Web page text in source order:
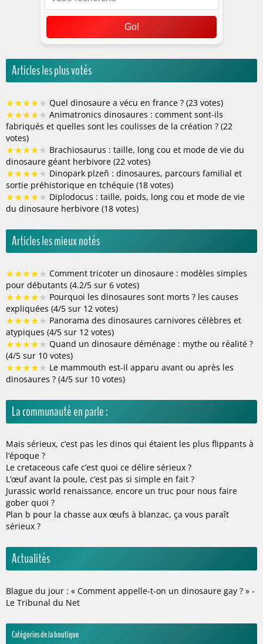
Go!
Articles les plus votés
★★★★★ Quel dinosaure a vécu en france ? (23 votes)
★★★★★ Animatronics dinosaures : comment sont-ils
fabriqués et quelles sont les coulisses de la création ? (22
votes)
★★★★★ Brachiosaurus : taille, long cou et mode de vie du
dinosaure géant herbivore (22 votes)
★★★★★ Dinopark plzeň : dinosaures, parcours familial et
sortie préhistorique en tchéquie (18 votes)
★★★★★ Diplodocus : taille, poids, long cou et mode de vie
du dinosaure herbivore (18 votes)
Articles les mieux notés
★★★★★ Comment tricoter un dinosaure : modèles simples
pour débutants (4.2/5 sur 6 votes)
★★★★★ Pourquoi les dinosaures sont morts ? les causes
expliquées (4/5 sur 12 votes)
★★★★★ Panorama des dinosaures carnivores célèbres et
atypiques (4/5 sur 12 votes)
★★★★★ Quand un dinosaure déménage : mythe ou réalité ?
(4/5 sur 10 votes)
★★★★★ Le mammouth est-il apparu avant ou après les
dinosaures ? (4/5 sur 10 votes)
La communauté en parle :
Mais sérieux, c’est pas les dinos qui étaient les plus flippants à
l’époque ?
Le cretaceous cafe c’est quoi ce délire sérieux ?
L’œuf avant la poule, c’est pas si simple en fait ?
Jurassic world renaissance, encore un truc pour nous faire
gober quoi ?
Plan b pour la chasse aux œufs à blanzac, ça vous paraît
sérieux ?
Actualités
Blague du jour : « Comment appelle-t-on un dinosaure gay ? » -
Le Tribunal du Net
Catégories de la boutique